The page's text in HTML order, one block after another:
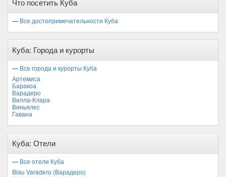
Ноябрь
Что посетить Куба
— Все достопримечательности Куба
Куба: Города и курорты
— Все города и курорты Куба
Артемиса
Баракоа
Варадеро
Вилла-Клара
Виньялес
Гавана
Куба: Отели
— Все отели Куба
Blau Varadero (Варадеро)